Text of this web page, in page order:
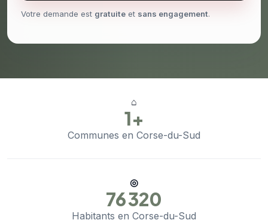
Votre demande est gratuite et sans engagement.
⌂
1+
Communes en Corse-du-Sud
◎
76 320
Habitants en Corse-du-Sud